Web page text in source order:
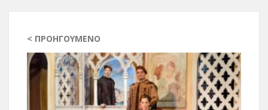
< ΠΡΟΗΓΟΎΜΕΝΟ